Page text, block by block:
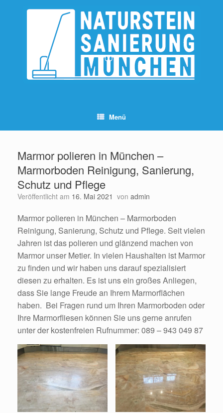
Menü
Marmor polieren in München –
Marmorboden Reinigung, Sanierung,
Schutz und Pflege
Veröffentlicht am 16. Mai 2021 von admin
Marmor polieren in München – Marmorboden
Reinigung, Sanierung, Schutz und Pflege. Seit vielen
Jahren ist das polieren und glänzend machen von
Marmor unser Metier. In vielen Haushalten ist Marmor
zu finden und wir haben uns darauf spezialisiert
diesen zu erhalten. Es ist uns ein großes Anliegen,
dass Sie lange Freude an Ihrem Marmorflächen
haben. Bei Fragen rund um Ihren Marmorboden oder
Ihre Marmorfliesen können Sie uns gerne anrufen
unter der kostenfreien Rufnummer: 089 – 943 049 87